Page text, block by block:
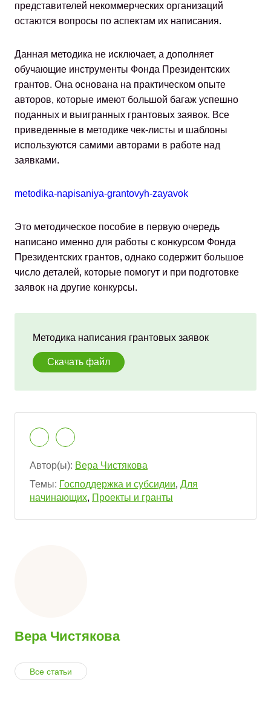
представителей некоммерческих организаций
остаются вопросы по аспектам их написания.
Данная методика не исключает, а дополняет
обучающие инструменты Фонда Президентских
грантов. Она основана на практическом опыте
авторов, которые имеют большой багаж успешно
поданных и выигранных грантовых заявок. Все
приведенные в методике чек-листы и шаблоны
используются самими авторами в работе над
заявками.
metodika-napisaniya-grantovyh-zayavok
Это методическое пособие в первую очередь
написано именно для работы с конкурсом Фонда
Президентских грантов, однако содержит большое
число деталей, которые помогут и при подготовке
заявок на другие конкурсы.
Методика написания грантовых заявок
Скачать файл
Автор(ы): Вера Чистякова
Темы: Господдержка и субсидии, Для
начинающих, Проекты и гранты
Вера Чистякова
Все статьи